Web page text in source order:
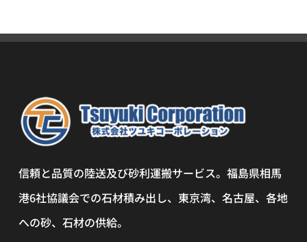
信頼と品質の陸送及び砂利運搬サービス。福島県相馬
港6社協議会での石材積み出し、東京湾、名古屋、各地
への砂、石材の供給。